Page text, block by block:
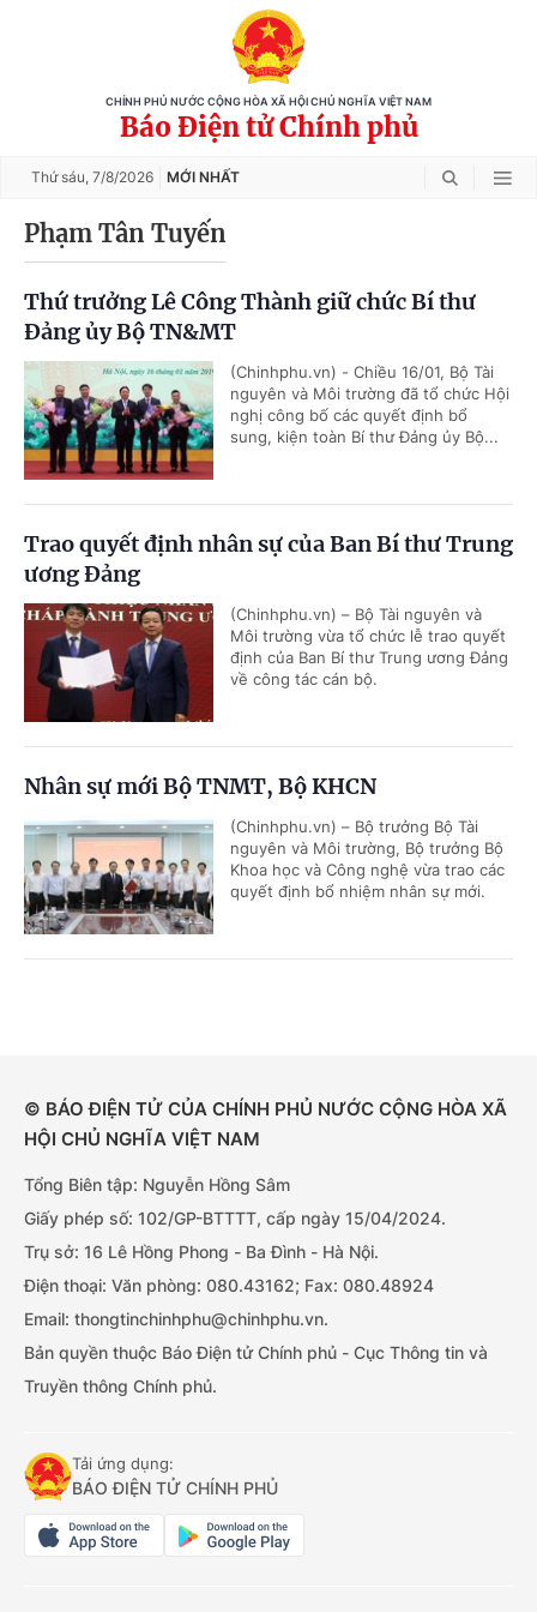
CHÍNH PHỦ NƯỚC CỘNG HÒA XÃ HỘI CHỦ NGHĨA VIỆT NAM
Báo Điện tử Chính phủ
Thứ sáu, 7/8/2026 MỚI NHẤT
Phạm Tân Tuyến
Thứ trưởng Lê Công Thành giữ chức Bí thư
Đảng ủy Bộ TN&MT
(Chinhphu.vn) - Chiều 16/01, Bộ Tài
nguyên và Môi trường đã tổ chức Hội
nghị công bố các quyết định bổ
sung, kiện toàn Bí thư Đảng ủy Bộ...
Trao quyết định nhân sự của Ban Bí thư Trung
ương Đảng
(Chinhphu.vn) – Bộ Tài nguyên và
Môi trường vừa tổ chức lễ trao quyết
định của Ban Bí thư Trung ương Đảng
về công tác cán bộ.
Nhân sự mới Bộ TNMT, Bộ KHCN
(Chinhphu.vn) – Bộ trưởng Bộ Tài
nguyên và Môi trường, Bộ trưởng Bộ
Khoa học và Công nghệ vừa trao các
quyết định bổ nhiệm nhân sự mới.
© BÁO ĐIỆN TỬ CỦA CHÍNH PHỦ NƯỚC CỘNG HÒA XÃ
HỘI CHỦ NGHĨA VIỆT NAM
Tổng Biên tập: Nguyễn Hồng Sâm
Giấy phép số: 102/GP-BTTTT, cấp ngày 15/04/2024.
Trụ sở: 16 Lê Hồng Phong - Ba Đình - Hà Nội.
Điện thoại: Văn phòng: 080.43162; Fax: 080.48924
Email: thongtinchinhphu@chinhphu.vn.
Bản quyền thuộc Báo Điện tử Chính phủ - Cục Thông tin và
Truyền thông Chính phủ.
Tải ứng dụng:
BÁO ĐIỆN TỬ CHÍNH PHỦ